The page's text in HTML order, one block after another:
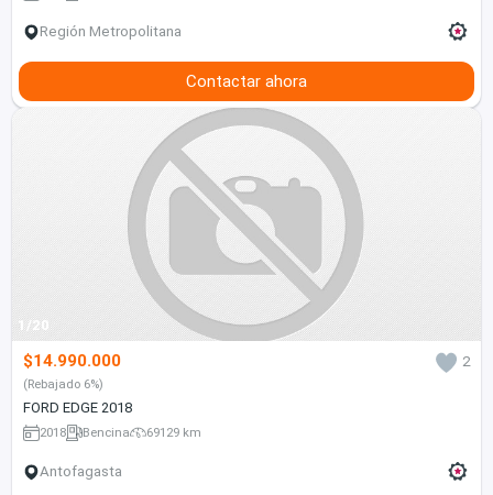
Región Metropolitana
Contactar ahora
1/20
$14.990.000 2
(Rebajado 6%)
FORD EDGE 2018
2018 Bencina 69129 km
Antofagasta